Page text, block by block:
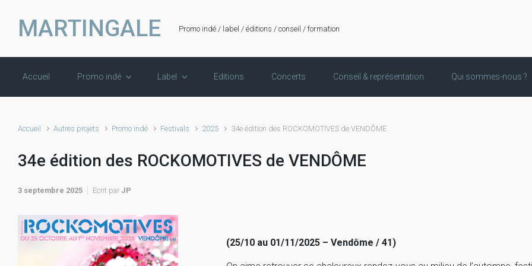
MARTINGALE Promo indé / label / éditions / conseil / formation
Accueil Promo indé Label Editions Concerts Conseil & représentation Qui sommes-nous ?
Accueil Autres projets Promo indé Festivals 2025 34e édition des ROCKOMOTIVES de VENDÔME
34e édition des ROCKOMOTIVES de VENDÔME
3 septembre 2025 Ecrit par JP
(25/10 au 01/11/2025 – Vendôme / 41)